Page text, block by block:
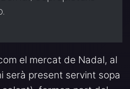
el mercat de Nadal, al
serà present servint sopa